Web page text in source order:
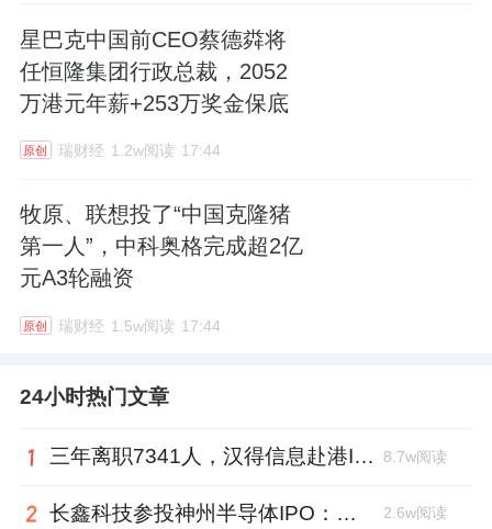
星巴克中国前CEO蔡德粦将
任恒隆集团行政总裁，2052
万港元年薪+253万奖金保底
原创 瑞财经 1.2w阅读 17:44
牧原、联想投了“中国克隆猪
第一人”，中科奥格完成超2亿
元A3轮融资
原创 瑞财经 1.5w阅读 17:44
24小时热门文章
三年离职7341人，汉得信息赴港IPO前欠缴社保1.55亿元 8.7w阅读
长鑫科技参投神州半导体IPO：朱培文、陈觉晓变现2.6亿，董秘和保荐人有旧 2.6w阅读